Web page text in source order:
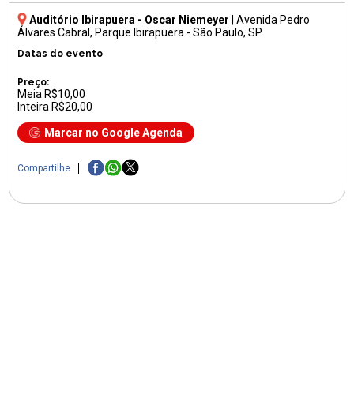
Auditório Ibirapuera - Oscar Niemeyer |Avenida Pedro
Álvares Cabral, Parque Ibirapuera - São Paulo, SP
Datas do evento
Preço:
Meia R$10,00
Inteira R$20,00
Marcar no Google Agenda
Compartilhe